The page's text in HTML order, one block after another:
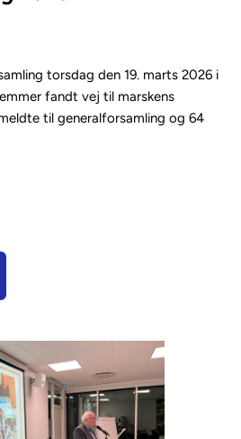
torsdag den 19. marts 2026 i
fandt vej til marskens
til generalforsamling og 64